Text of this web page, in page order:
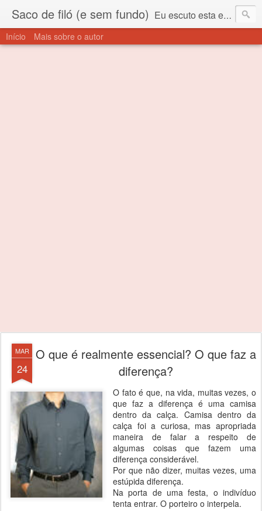
Saco de filó (e sem fundo) Eu escuto esta expressão "saco de filó" desde criança. Para quem não sabe, filó é um tecido todo furadinho e permite que um saco feito com ele, mesmo que muito exposto ao ar soprado para dentro, nunca vai se encher. Aí está o propósito deste nome... Para viver em sociedade tem que ter saco de filó.
Início Mais sobre o autor
MAR
24
O que é realmente essencial? O que faz a
diferença?
O fato é que, na vida, muitas vezes, o
que faz a diferença é uma camisa
dentro da calça. Camisa dentro da
calça foi a curiosa, mas apropriada
maneira de falar a respeito de
algumas coisas que fazem uma
diferença considerável.
Por que não dizer, muitas vezes, uma
estúpida diferença.
Na porta de uma festa, o indivíduo
tenta entrar. O porteiro o interpela.